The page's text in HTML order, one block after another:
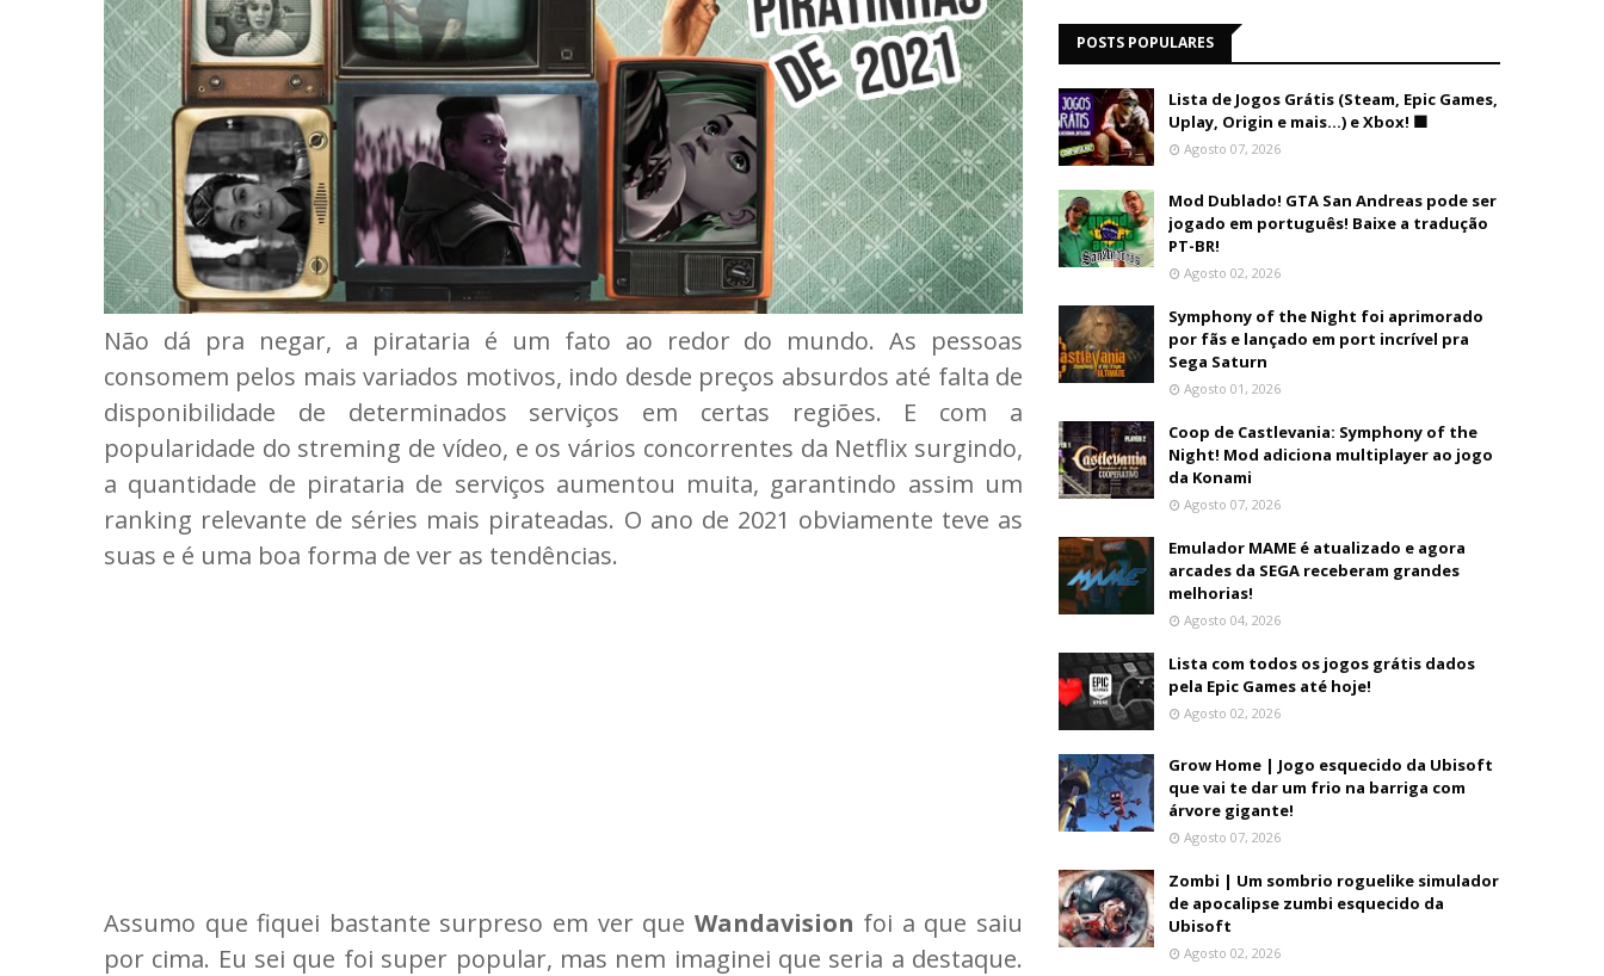
Não dá pra negar, a pirataria é um fato ao redor do mundo. As pessoas
consomem pelos mais variados motivos, indo desde preços absurdos até falta de
disponibilidade de determinados serviços em certas regiões. E com a
popularidade do streming de vídeo, e os vários concorrentes da Netflix surgindo,
a quantidade de pirataria de serviços aumentou muita, garantindo assim um
ranking relevante de séries mais pirateadas. O ano de 2021 obviamente teve as
suas e é uma boa forma de ver as tendências.
Assumo que fiquei bastante surpreso em ver que Wandavision foi a que saiu
por cima. Eu sei que foi super popular, mas nem imaginei que seria a destaque.
POSTS POPULARES
Lista de Jogos Grátis (Steam, Epic Games,
Uplay, Origin e mais...) e Xbox! 🟩
Agosto 07, 2026
Mod Dublado! GTA San Andreas pode ser
jogado em português! Baixe a tradução
PT-BR!
Agosto 02, 2026
Symphony of the Night foi aprimorado
por fãs e lançado em port incrível pra
Sega Saturn
Agosto 01, 2026
Coop de Castlevania: Symphony of the
Night! Mod adiciona multiplayer ao jogo
da Konami
Agosto 07, 2026
Emulador MAME é atualizado e agora
arcades da SEGA receberam grandes
melhorias!
Agosto 04, 2026
Lista com todos os jogos grátis dados
pela Epic Games até hoje!
Agosto 02, 2026
Grow Home | Jogo esquecido da Ubisoft
que vai te dar um frio na barriga com
árvore gigante!
Agosto 07, 2026
Zombi | Um sombrio roguelike simulador
de apocalipse zumbi esquecido da
Ubisoft
Agosto 02, 2026